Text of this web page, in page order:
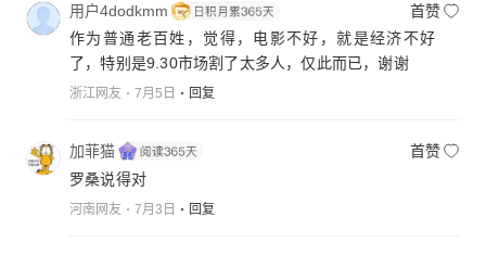
用户4dodkmm
首赞
作为普通老百姓，觉得，电影不好，就是经济不好
了，特别是9.30市场割了太多人，仅此而已，谢谢
浙江网友 7月5日 回复
加菲猫
首赞
罗桑说得对
河南网友 7月3日 回复